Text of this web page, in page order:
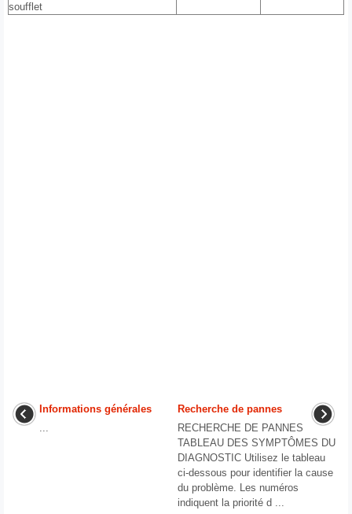
soufflet
Informations générales
...
Recherche de pannes
RECHERCHE DE PANNES
TABLEAU DES SYMPTÔMES DU
DIAGNOSTIC Utilisez le tableau
ci-dessous pour identifier la cause
du problème. Les numéros
indiquent la priorité d ...